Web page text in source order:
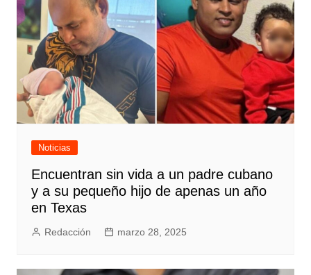
Noticias
Encuentran sin vida a un padre cubano
y a su pequeño hijo de apenas un año
en Texas
Redacción marzo 28, 2025